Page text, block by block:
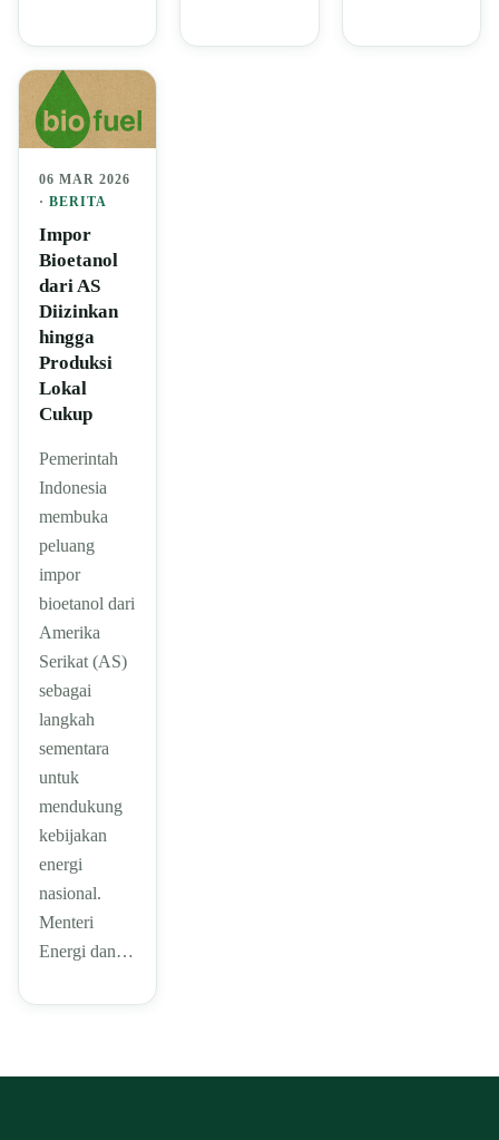
06 MAR 2026
· BERITA
Impor
Bioetanol
dari AS
Diizinkan
hingga
Produksi
Lokal
Cukup
Pemerintah
Indonesia
membuka
peluang
impor
bioetanol dari
Amerika
Serikat (AS)
sebagai
langkah
sementara
untuk
mendukung
kebijakan
energi
nasional.
Menteri
Energi dan…